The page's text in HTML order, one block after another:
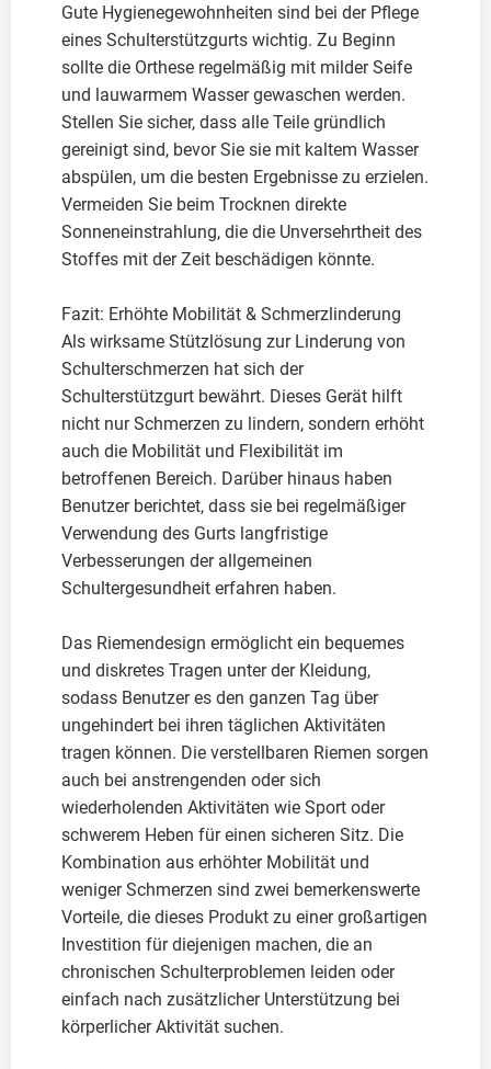
Gute Hygienegewohnheiten sind bei der Pflege
eines Schulterstützgurts wichtig. Zu Beginn
sollte die Orthese regelmäßig mit milder Seife
und lauwarmem Wasser gewaschen werden.
Stellen Sie sicher, dass alle Teile gründlich
gereinigt sind, bevor Sie sie mit kaltem Wasser
abspülen, um die besten Ergebnisse zu erzielen.
Vermeiden Sie beim Trocknen direkte
Sonneneinstrahlung, die die Unversehrtheit des
Stoffes mit der Zeit beschädigen könnte.
Fazit: Erhöhte Mobilität & Schmerzlinderung
Als wirksame Stützlösung zur Linderung von
Schulterschmerzen hat sich der
Schulterstützgurt bewährt. Dieses Gerät hilft
nicht nur Schmerzen zu lindern, sondern erhöht
auch die Mobilität und Flexibilität im
betroffenen Bereich. Darüber hinaus haben
Benutzer berichtet, dass sie bei regelmäßiger
Verwendung des Gurts langfristige
Verbesserungen der allgemeinen
Schultergesundheit erfahren haben.
Das Riemendesign ermöglicht ein bequemes
und diskretes Tragen unter der Kleidung,
sodass Benutzer es den ganzen Tag über
ungehindert bei ihren täglichen Aktivitäten
tragen können. Die verstellbaren Riemen sorgen
auch bei anstrengenden oder sich
wiederholenden Aktivitäten wie Sport oder
schwerem Heben für einen sicheren Sitz. Die
Kombination aus erhöhter Mobilität und
weniger Schmerzen sind zwei bemerkenswerte
Vorteile, die dieses Produkt zu einer großartigen
Investition für diejenigen machen, die an
chronischen Schulterproblemen leiden oder
einfach nach zusätzlicher Unterstützung bei
körperlicher Aktivität suchen.